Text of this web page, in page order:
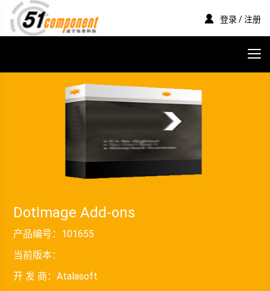
登录 / 注册
DotImage Add-ons
产品编号： 101655
当前版本：
开 发 商：Atalasoft